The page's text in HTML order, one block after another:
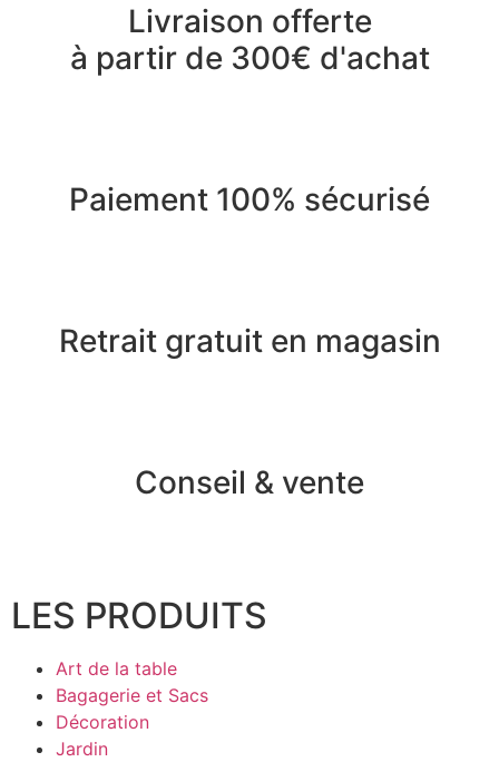
Livraison offerte
à partir de 300€ d'achat
Paiement 100% sécurisé
Retrait gratuit en magasin
Conseil & vente
LES PRODUITS
Art de la table
Bagagerie et Sacs
Décoration
Jardin